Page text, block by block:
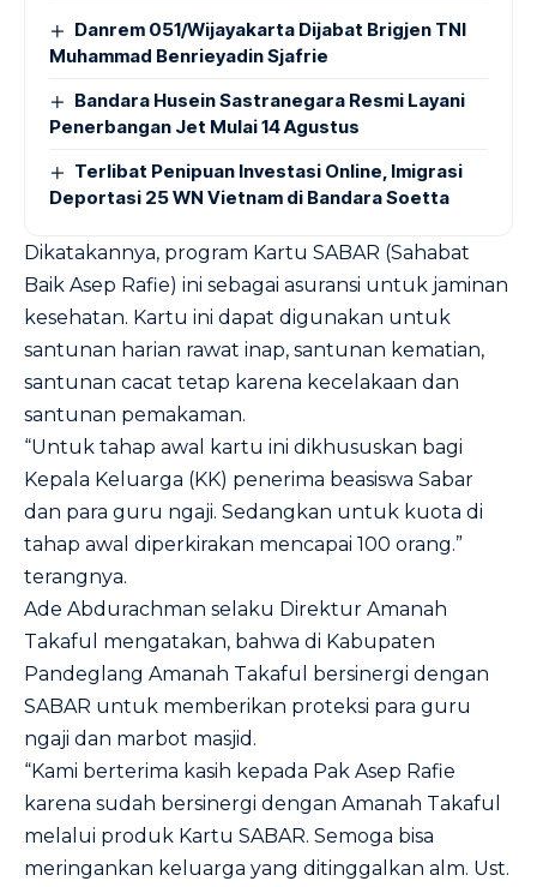
Danrem 051/Wijayakarta Dijabat Brigjen TNI
Muhammad Benrieyadin Sjafrie
Bandara Husein Sastranegara Resmi Layani
Penerbangan Jet Mulai 14 Agustus
Terlibat Penipuan Investasi Online, Imigrasi
Deportasi 25 WN Vietnam di Bandara Soetta
Dikatakannya, program Kartu SABAR (Sahabat
Baik Asep Rafie) ini sebagai asuransi untuk jaminan
kesehatan. Kartu ini dapat digunakan untuk
santunan harian rawat inap, santunan kematian,
santunan cacat tetap karena kecelakaan dan
santunan pemakaman.
“Untuk tahap awal kartu ini dikhususkan bagi
Kepala Keluarga (KK) penerima beasiswa Sabar
dan para guru ngaji. Sedangkan untuk kuota di
tahap awal diperkirakan mencapai 100 orang.”
terangnya.
Ade Abdurachman selaku Direktur Amanah
Takaful mengatakan, bahwa di Kabupaten
Pandeglang Amanah Takaful bersinergi dengan
SABAR untuk memberikan proteksi para guru
ngaji dan marbot masjid.
“Kami berterima kasih kepada Pak Asep Rafie
karena sudah bersinergi dengan Amanah Takaful
melalui produk Kartu SABAR. Semoga bisa
meringankan keluarga yang ditinggalkan alm. Ust.